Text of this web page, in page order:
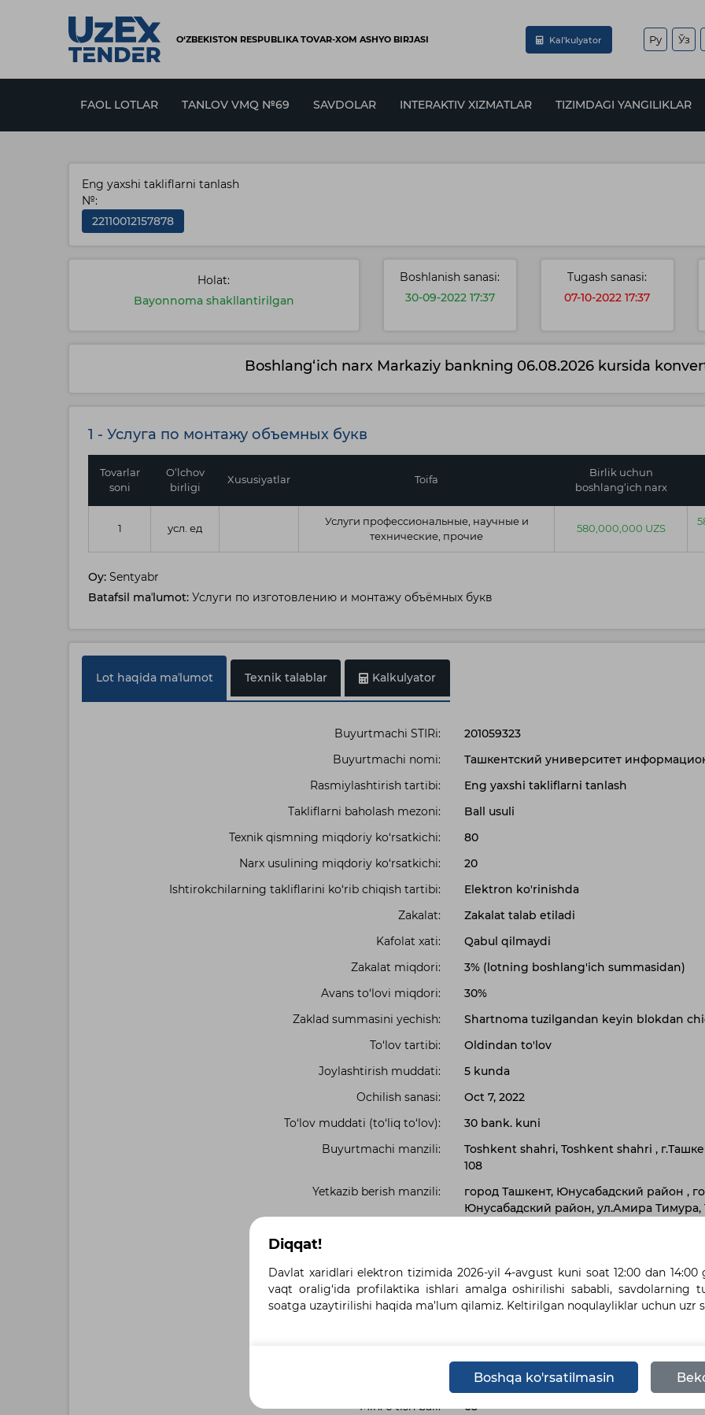
O‘ZBEKISTON RESPUBLIKA TOVAR-XOM ASHYO BIRJASI Kal'kulyator Ру Ўз
FAOL LOTLAR TANLOV VMQ №69 SAVDOLAR INTERAKTIV XIZMATLAR TIZIMDAGI YANGILIKLAR
Eng yaxshi takliflarni tanlash
№:
22110012157878
Holat:
Bayonnoma shakllantirilgan
Boshlanish sanasi:
30-09-2022 17:37
Tugash sanasi:
07-10-2022 17:37
Boshlang‘ich narx Markaziy bankning 06.08.2026 kursida
1 - Услуга по монтажу объемных букв
Tovarlar
soni
O‘lchov
birligi
Xususiyatlar Toifa
Birlik uchun
boshlang‘ich narx
1 усл. ед
Услуги профессиональные, научные и
технические, прочие
580,000,000 UZS
Oy: Sentyabr
Batafsil maʼlumot: Услуги по изготовлению и монтажу объёмных букв
Lot haqida maʼlumot Texnik talablar Kalkulyator
Buyurtmachi STIRi:
201059323
Buyurtmachi nomi:
Ташкентский университет
Rasmiylashtirish tartibi:
Eng yaxshi takliflarni tanlash
Takliflarni baholash mezoni:
Ball usuli
Texnik qismning miqdoriy ko‘rsatkichi:
80
Narx usulining miqdoriy ko‘rsatkichi:
20
Ishtirokchilarning takliflarini ko‘rib chiqish tartibi:
Elektron ko'rinishda
Zakalat:
Zakalat talab etiladi
Kafolat xati:
Qabul qilmaydi
Zakalat miqdori:
3% (lotning boshlang'ich summasidan)
Avans to‘lovi miqdori:
30%
Zaklad summasini yechish:
Shartnoma tuzilgandan keyin blokdan
To‘lov tartibi:
Oldindan to'lov
Joylashtirish muddati:
5 kunda
Ochilish sanasi:
Oct 7, 2022
To‘lov muddati (to‘liq to‘lov):
30 bank. kuni
Buyurtmachi manzili:
Toshkent shahri, Toshkent shahri ,
108
Yetkazib berish manzili:
город Ташкент, Юнусабадский район ,
Юнусабадский район, ул.Амира Тимура,
Статус сделки:
G‘olib tomonidan qabul qilingan (Amalga
Moliyalashtirish manbai:
Вне бюджет
Услуга по изготовлению и установке
информационных технологий имени
Услуги по изготовлению и монтажу
Min. o‘tish ball:
65
Diqqat!
Davlat xaridlari elektron tizimida 2026-yil 4-avgust kuni soat 12:00 dan 14:00
vaqt oralig‘ida profilaktika ishlari amalga oshirilishi sababli, savdolarning
soatga uzaytirilishi haqida ma’lum qilamiz. Keltirilgan noqulayliklar uchun uzr
Boshqa ko'rsatilmasin